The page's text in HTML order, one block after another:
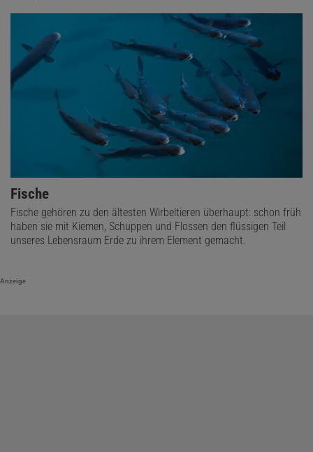
Fische
Fische gehören zu den ältesten Wirbeltieren überhaupt: schon früh
haben sie mit Kiemen, Schuppen und Flossen den flüssigen Teil
unseres Lebensraum Erde zu ihrem Element gemacht.
Anzeige